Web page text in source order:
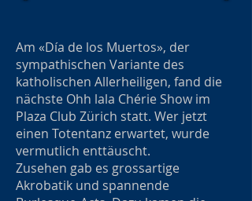
Am «Día de los Muertos», der
sympathischen Variante des
katholischen Allerheiligen, fand die
nächste Ohh lala Chérie Show im
Plaza Club Zürich statt. Wer jetzt
einen Totentanz erwartet, wurde
vermutlich enttäuscht.
Zusehen gab es grossartige
Akrobatik und spannende